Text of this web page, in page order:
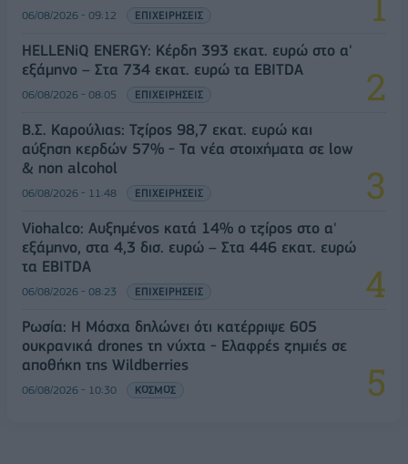
06/08/2026 - 09:12 ΕΠΙΧΕΙΡΗΣΕΙΣ
HELLENiQ ENERGY: Κέρδη 393 εκατ. ευρώ στο α'
εξάμηνο – Στα 734 εκατ. ευρώ τα EBITDA
06/08/2026 - 08:05 ΕΠΙΧΕΙΡΗΣΕΙΣ
Β.Σ. Καρούλιας: Τζίρος 98,7 εκατ. ευρώ και
αύξηση κερδών 57% - Τα νέα στοιχήματα σε low
& non alcohol
06/08/2026 - 11:48 ΕΠΙΧΕΙΡΗΣΕΙΣ
Viohalco: Αυξημένος κατά 14% ο τζίρος στο α'
εξάμηνο, στα 4,3 δισ. ευρώ – Στα 446 εκατ. ευρώ
τα EBITDA
06/08/2026 - 08:23 ΕΠΙΧΕΙΡΗΣΕΙΣ
Ρωσία: Η Μόσχα δηλώνει ότι κατέρριψε 605
ουκρανικά drones τη νύχτα - Ελαφρές ζημιές σε
αποθήκη της Wildberries
06/08/2026 - 10:30 ΚΟΣΜΟΣ